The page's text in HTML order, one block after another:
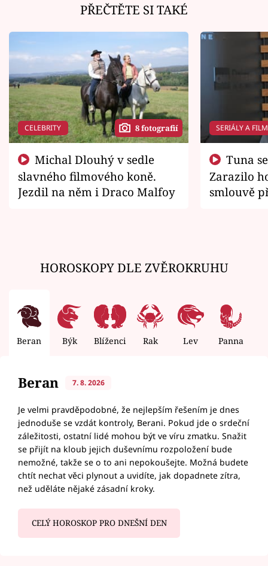
PŘEČTĚTE SI TAKÉ
CELEBRITY 8 fotografií
slavného filmového koně.
Jezdil na něm i Draco Malfoy
SERIÁLY A
Zarazilo
smlouvě
HOROSKOPY DLE ZVĚROKRUHU
Beran Býk Blíženci Rak Lev Panna
Beran 7. 8. 2026
Je velmi pravděpodobné, že nejlepším řešením je dnes
jednoduše se vzdát kontroly, Berani. Pokud jde o srdeční
záležitosti, ostatní lidé mohou být ve víru zmatku. Snažit
se přijít na kloub jejich duševnímu rozpoložení bude
nemožné, takže se o to ani nepokoušejte. Možná budete
chtít nechat věci plynout a uvidíte, jak dopadnete zítra,
než uděláte nějaké zásadní kroky.
CELÝ HOROSKOP PRO DNEŠNÍ DEN